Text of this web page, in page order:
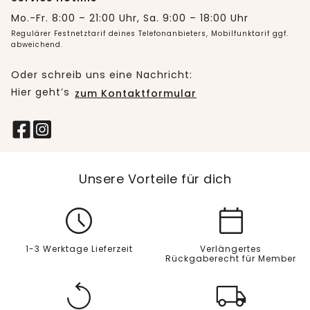
Mo.-Fr. 8:00 – 21:00 Uhr, Sa. 9:00 – 18:00 Uhr
Regulärer Festnetztarif deines Telefonanbieters, Mobilfunktarif ggf.
abweichend.
Oder schreib uns eine Nachricht:
Hier geht’s zum Kontaktformular
Unsere Vorteile für dich
1-3 Werktage Lieferzeit
Verlängertes
Rückgaberecht für Member